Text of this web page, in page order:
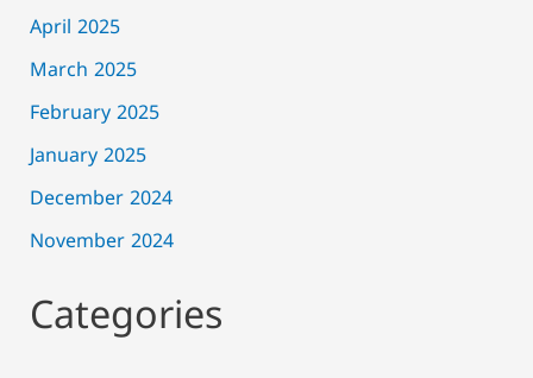
April 2025
March 2025
February 2025
January 2025
December 2024
November 2024
Categories